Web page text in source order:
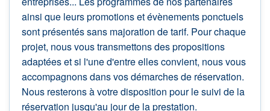
ainsi que leurs promotions et évènements ponctuels
sont présentés sans majoration de tarif. Pour chaque
projet, nous vous transmettons des propositions
adaptées et si l'une d'entre elles convient, nous vous
accompagnons dans vos démarches de réservation.
Nous resterons à votre disposition pour le suivi de la
réservation jusqu'au jour de la prestation.